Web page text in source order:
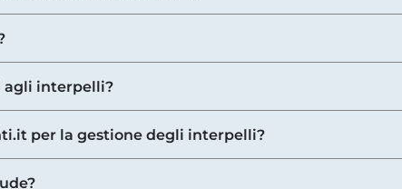
agli interpelli?
per la gestione degli interpelli?